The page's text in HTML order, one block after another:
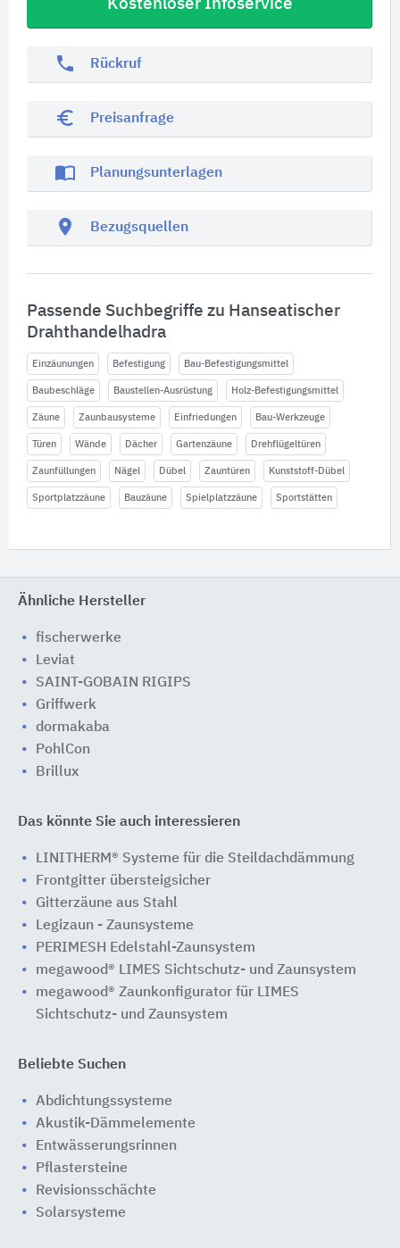
Kostenloser Infoservice
phone Rückruf
euro_symbol Preisanfrage
import_contacts Planungsunterlagen
location_on Bezugsquellen
Passende Suchbegriffe zu Hanseatischer
Drahthandelhadra
Einzäunungen Befestigung Bau-Befestigungsmittel
Baubeschläge Baustellen-Ausrüstung Holz-Befestigungsmittel
Zäune Zaunbausysteme Einfriedungen Bau-Werkzeuge
Türen Wände Dächer Gartenzäune Drehflügeltüren
Zaunfüllungen Nägel Dübel Zauntüren Kunststoff-Dübel
Sportplatzzäune Bauzäune Spielplatzzäune Sportstätten
Ähnliche Hersteller
fischerwerke
Leviat
SAINT-GOBAIN RIGIPS
Griffwerk
dormakaba
PohlCon
Brillux
Das könnte Sie auch interessieren
LINITHERM® Systeme für die Steildachdämmung
Frontgitter übersteigsicher
Gitterzäune aus Stahl
Legizaun - Zaunsysteme
PERIMESH Edelstahl-Zaunsystem
megawood® LIMES Sichtschutz- und Zaunsystem
megawood® Zaunkonfigurator für LIMES
Sichtschutz- und Zaunsystem
Beliebte Suchen
Abdichtungssysteme
Akustik-Dämmelemente
Entwässerungsrinnen
Pflastersteine
Revisionsschächte
Solarsysteme